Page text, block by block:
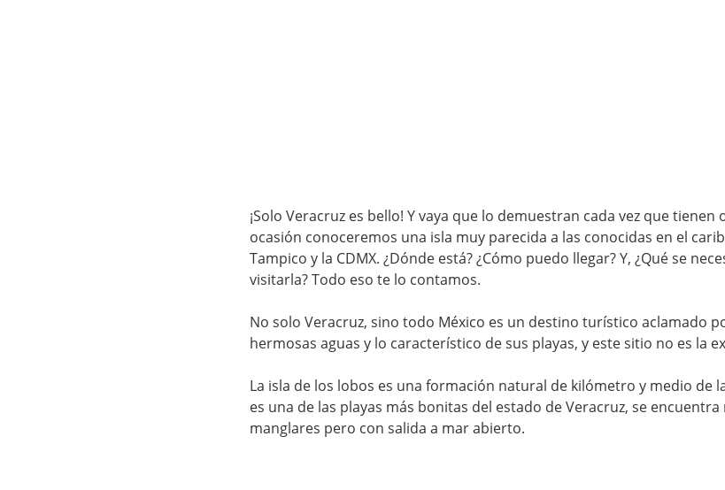
¡Solo Veracruz es bello! Y vaya que lo demuestran cada vez que
ocasión conoceremos una isla muy parecida a las conocidas en el
Tampico y la CDMX. ¿Dónde está? ¿Cómo puedo llegar? Y, ¿Qué se
visitarla? Todo eso te lo contamos.
No solo Veracruz, sino todo México es un destino turístico aclamado
hermosas aguas y lo característico de sus playas, y este sitio no es la
La isla de los lobos es una formación natural de kilómetro y medio de
es una de las playas más bonitas del estado de Veracruz, se
manglares pero con salida a mar abierto.